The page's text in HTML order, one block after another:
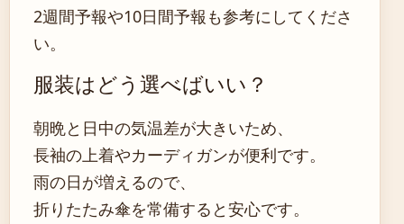
2週間予報や10日間予報も参考にしてくださ
い。
服装はどう選べばいい？
朝晩と日中の気温差が大きいため、
長袖の上着やカーディガンが便利です。
雨の日が増えるので、
折りたたみ傘を常備すると安心です。